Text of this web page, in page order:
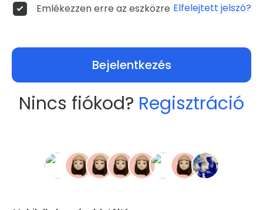
Emlékezzen erre az eszközre Elfelejtett jelszó?
Bejelentkezés
Nincs fiókod? Regisztráció